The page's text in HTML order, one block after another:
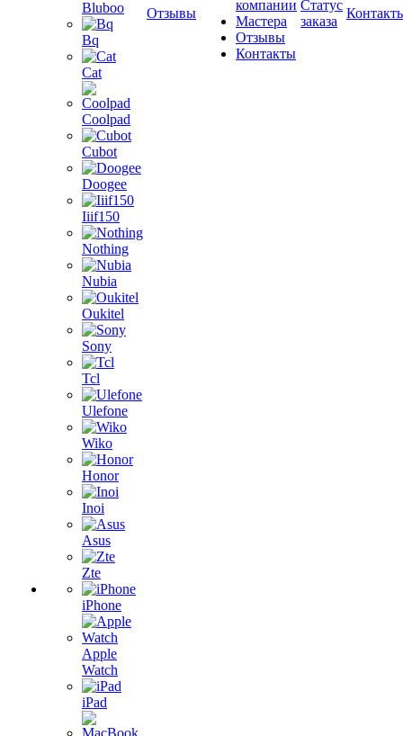
Bluboo
Bq
Cat
Coolpad
Cubot
Doogee
Iiif150
Nothing
Nubia
Oukitel
Sony
Tcl
Ulefone
Wiko
Honor
Inoi
Asus
Zte
iPhone
Apple
Watch
iPad
Отзывы
компании
Мастера
Отзывы
Контакты
Статус
заказа